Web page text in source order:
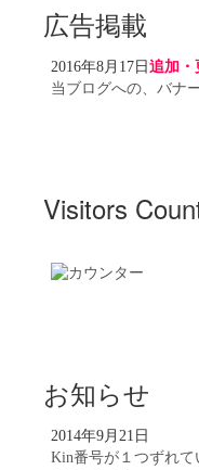
広告掲載
2016年8月17日追加・
当ブログへの、バナ
Visitors
お知らせ
2014年9月21日
Kin番号が１つずれ